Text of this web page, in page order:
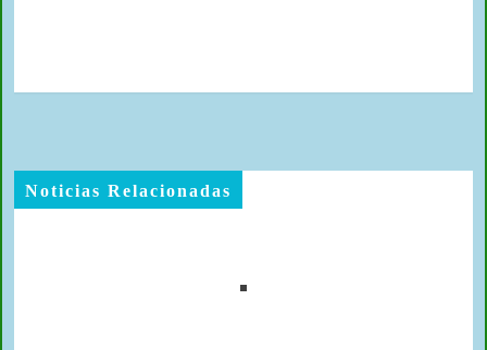
Noticias Relacionadas